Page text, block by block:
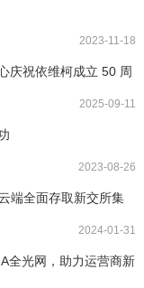
2023-11-18
庆祝依维柯成立 50 周
2025-09-11
2023-08-26
端全面存取新交所集
2024-01-31
全光网，助力运营商新